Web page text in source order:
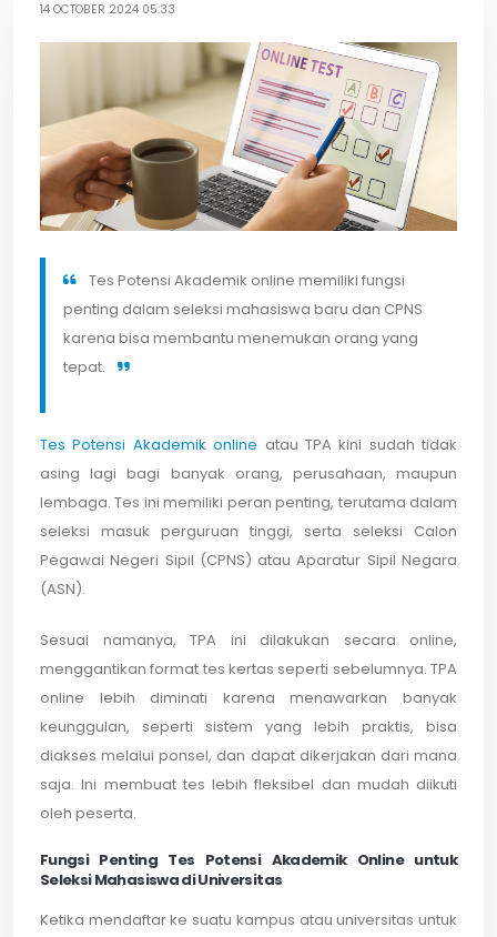
14 OCTOBER 2024 05:33
Tes Potensi Akademik online memiliki fungsi
penting dalam seleksi mahasiswa baru dan CPNS
karena bisa membantu menemukan orang yang
tepat.
Tes Potensi Akademik online atau TPA kini sudah tidak
asing lagi bagi banyak orang, perusahaan, maupun
lembaga. Tes ini memiliki peran penting, terutama dalam
seleksi masuk perguruan tinggi, serta seleksi Calon
Pegawai Negeri Sipil (CPNS) atau Aparatur Sipil Negara
(ASN).
Sesuai namanya, TPA ini dilakukan secara online,
menggantikan format tes kertas seperti sebelumnya. TPA
online lebih diminati karena menawarkan banyak
keunggulan, seperti sistem yang lebih praktis, bisa
diakses melalui ponsel, dan dapat dikerjakan dari mana
saja. Ini membuat tes lebih fleksibel dan mudah diikuti
oleh peserta.
Fungsi Penting Tes Potensi Akademik Online untuk
Seleksi Mahasiswa di Universitas
Ketika mendaftar ke suatu kampus atau universitas untuk